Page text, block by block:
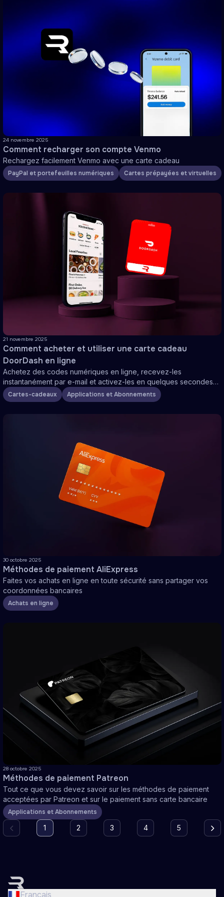
24 novembre 2025
Comment recharger son compte Venmo
Rechargez facilement Venmo avec une carte cadeau
PayPal et portefeuilles numériques Cartes prépayées et virtuelles
21 novembre 2025
Comment acheter et utiliser une carte cadeau
DoorDash en ligne
Achetez des codes numériques en ligne, recevez-les
instantanément par e-mail et activez-les en quelques secondes
pour commencer à commander
Cartes-cadeaux Applications et Abonnements
30 octobre 2025
Méthodes de paiement AliExpress
Faites vos achats en ligne en toute sécurité sans partager vos
coordonnées bancaires
Achats en ligne
28 octobre 2025
Méthodes de paiement Patreon
Tout ce que vous devez savoir sur les méthodes de paiement
acceptées par Patreon et sur le paiement sans carte bancaire
Applications et Abonnements
1 2 3 4 5
Français
English
Nederlands